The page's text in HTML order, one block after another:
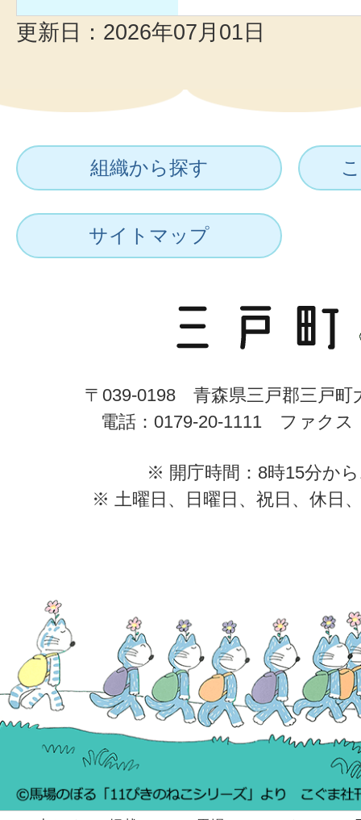
更新日：2026年07月01日
組織から探す
サイトマップ
〒039-0198 青森県三戸郡三戸町
電話：0179-20-1111 ファクス
※ 開庁時間：8時15分か
※ 土曜日、日曜日、祝日、休日